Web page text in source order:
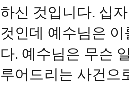
하신 것입니다. 십
것인데 예수님은
다. 예수님은 무슨
루어드리는 사건으